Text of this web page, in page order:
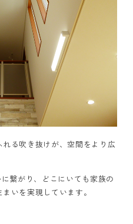
る吹き抜けが、空間をより広
繋がり、どこにいても家族の
いを実現しています。